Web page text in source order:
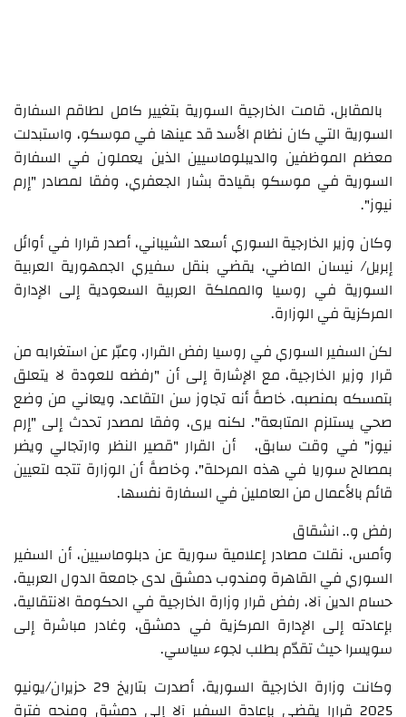
بالمقابل، قامت الخارجية السورية بتغيير كامل لطاقم السفارة
السورية التي كان نظام الأسد قد عينها في موسكو، واستبدلت
معظم الموظفين والديبلوماسيين الذين يعملون في السفارة
السورية في موسكو بقيادة بشار الجعفري، وفقا لمصادر "إرم
نيوز".
وكان وزير الخارجية السوري أسعد الشيباني، أصدر قرارا في أوائل
إبريل/ نيسان الماضي، يقضي بنقل سفيري الجمهورية العربية
السورية في روسيا والمملكة العربية السعودية إلى الإدارة
المركزية في الوزارة.
لكن السفير السوري في روسيا رفض القرار، وعبّر عن استغرابه من
قرار وزير الخارجية، مع الإشارة إلى أن "رفضه للعودة لا يتعلق
بتمسكه بمنصبه، خاصةً أنه تجاوز سن التقاعد، ويعاني من وضع
صحي يستلزم المتابعة". لكنه يرى، وفقا لمصدر تحدث إلى "إرم
نيوز" في وقت سابق، أن القرار "قصير النظر وارتجالي ويضر
بمصالح سوريا في هذه المرحلة"، وخاصةً أن الوزارة تتجه لتعيين
قائم بالأعمال من العاملين في السفارة نفسها.
رفض و.. انشقاق
وأمس، نقلت مصادر إعلامية سورية عن دبلوماسيين، أن السفير
السوري في القاهرة ومندوب دمشق لدى جامعة الدول العربية،
حسام الدين آلا، رفض قرار وزارة الخارجية في الحكومة الانتقالية،
بإعادته إلى الإدارة المركزية في دمشق، وغادر مباشرة إلى
سويسرا حيث تقدّم بطلب لجوء سياسي.
وكانت وزارة الخارجية السورية، أصدرت بتاريخ 29 حزيران/يونيو
2025 قرارا يقضي بإعادة السفير آلا إلى دمشق ومنحه فترة